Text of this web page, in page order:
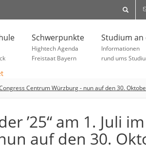
Schwerpunkte
Hightech Agenda
Freistaat Bayern
Studium an
Informationen
rund ums
Centrum Würzburg - nun auf den 30.
’25“ am 1. Juli
auf den 30.